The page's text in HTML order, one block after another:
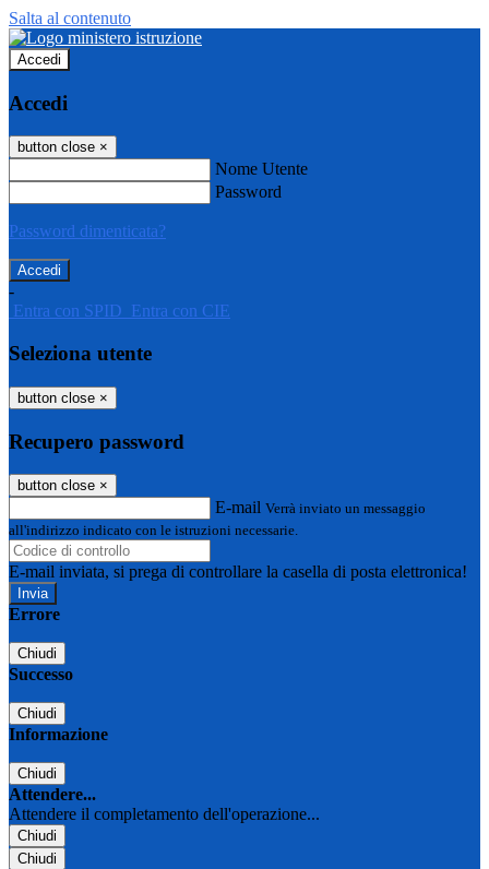
Salta al contenuto
Accedi
Accedi
button close ×
Nome Utente
Password
Password dimenticata?
-
Entra con SPID Entra con CIE
Seleziona utente
button close ×
Recupero password
button close ×
E-mail Verrà inviato un messaggio
all'indirizzo indicato con le istruzioni necessarie.
E-mail inviata, si prega di controllare la casella di posta elettronica!
Errore
Chiudi
Successo
Chiudi
Informazione
Chiudi
Attendere...
Attendere il completamento dell'operazione...
Chiudi
Chiudi